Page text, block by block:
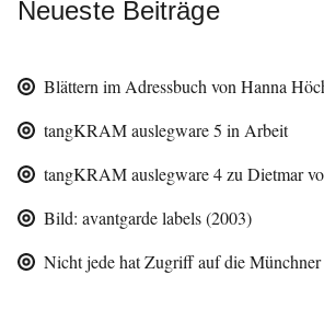
Neueste Beiträge
Blättern im Adressbuch von Hanna
tangKRAM auslegware 5 in Arbeit
tangKRAM auslegware 4 zu Dietmar
Bild: avantgarde labels (2003)
Nicht jede hat Zugriff auf die